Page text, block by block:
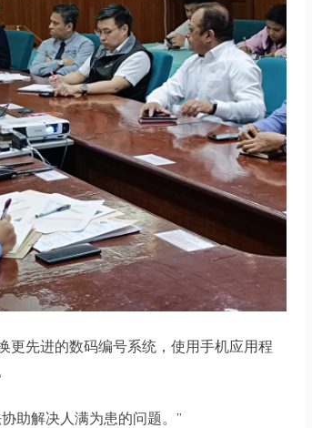
更先进的数码编号系统，使用手机应用程
助解决人满为患的问题。”